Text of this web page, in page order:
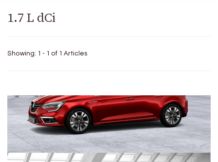
1.7 L dCi
Showing: 1 - 1 of 1 Articles